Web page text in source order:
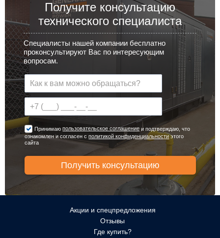
Получите консультацию
технического специалиста
Специалисты нашей компании бесплатно
проконсультируют Вас по интересующим
вопросам.
Принимаюпользовательское соглашениеи подтверждаю, что
ознакомлен и согласен сполитикой конфиденциальностиэтого
сайта
Акции и спецпредложения
Отзывы
Где купить?